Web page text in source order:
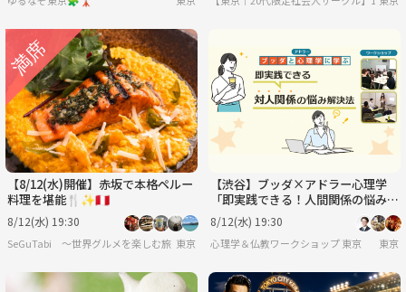
【8/12(水)開催】赤坂で本格ペルー
料理を堪能🍴✨🇵🇪
8/12(水) 19:30
SeGuTabi 〜世界グルメを楽しむ旅 in Tokyo〜
東京
【渋谷】ブッダ×アドラー心理学
「即実践できる！人間関係の悩み解
決法」ワークショップ‐東京
8/12(水) 19:30
心理学＆仏教ワークショップ 東京 東京